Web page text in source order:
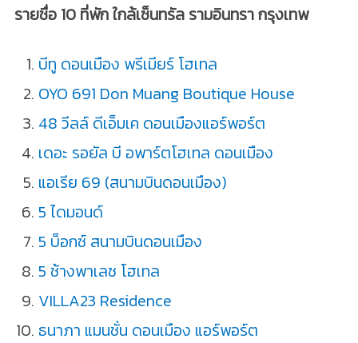
รายชื่อ 10 ที่พัก ใกล้เซ็นทรัล รามอินทรา กรุงเทพ
บีทู ดอนเมือง พรีเมียร์ โฮเทล
OYO 691 Don Muang Boutique House
48 วีลล์ ดีเอ็มเค ดอนเมืองแอร์พอร์ต
เดอะ รอยัล บี อพาร์ตโฮเทล ดอนเมือง
แอเรีย 69 (สนามบินดอนเมือง)
5 ไดมอนด์
5 บ็อกซ์ สนามบินดอนเมือง
5 ช้างพาเลซ โฮเทล
VILLA23 Residence
ธนาภา แมนชั่น ดอนเมือง แอร์พอร์ต